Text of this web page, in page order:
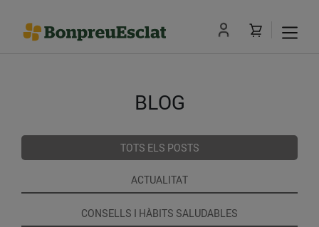
BLOG
TOTS ELS POSTS
ACTUALITAT
CONSELLS I HÀBITS SALUDABLES